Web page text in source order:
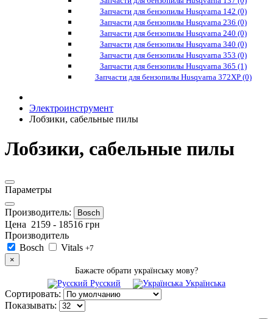
Запчасти для бензопилы Husqvarna 142 (0)
Запчасти для бензопилы Husqvarna 236 (0)
Запчасти для бензопилы Husqvarna 240 (0)
Запчасти для бензопилы Husqvarna 340 (0)
Запчасти для бензопилы Husqvarna 353 (0)
Запчасти для бензопилы Husqvarna 365 (1)
Запчасти для бензопилы Husqvarna 372XP (0)
Электроинструмент
Лобзики, сабельные пилы
Лобзики, сабельные пилы
Параметры
Производитель: Bosch
Цена 2159 - 18516 грн
Производитель
Bosch
Vitals +7
×
Бажаєте обрати українську мову?
Русский
Українська
Сортировать:
Показывать: